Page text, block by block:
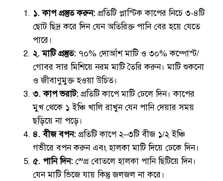
১. কাপ প্রস্তুত করুন: প্রতিটি প্লাস্টিক কাপের নিচে ৩-৪টি
ছোট ছিদ্র করে দিন যেন অতিরিক্ত পানি বের হয়ে যেতে
পারে।
২. মাটি প্রস্তুত: ৭০% দোআঁশ মাটি ও ৩০% কম্পোস্ট/
গোবর সার মিশিয়ে নরম মাটি তৈরি করুন। মাটি শুকনো
ও জীবাণুমুক্ত হওয়া উচিত।
৩. কাপ ভরাট: প্রতিটি কাপে মাটি ঢেলে দিন। কাপের
মুখ থেকে ১ ইঞ্চি খালি রাখুন যেন পানি দেয়ার সময়
ছড়িয়ে না পড়ে।
৪. বীজ বপন: প্রতিটি কাপে ২–৩টি বীজ ১/২ ইঞ্চি
গভীরে বপন করুন এবং হালকা মাটি দিয়ে ঢেকে দিন।
৫. পানি দিন: স্প্রে বোতলে হালকা পানি ছিটিয়ে দিন।
যেন মাটি ভিজে যায় কিন্তু জলজল না করে।